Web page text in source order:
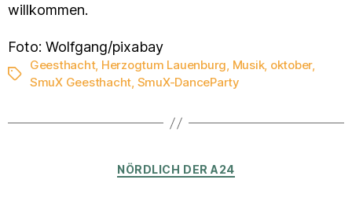
willkommen.
Foto: Wolfgang/pixabay
Schlagwörter
Geesthacht, Herzogtum Lauenburg, Musik, oktober,
SmuX Geesthacht, SmuX-DanceParty
Kategorien
NÖRDLICH DER A24